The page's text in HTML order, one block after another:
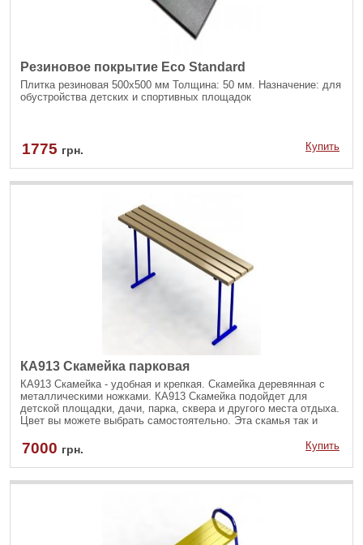
Резиновое покрытие Eco Standard
Плитка резиновая 500х500 мм Толщина: 50 мм. Назначение: для
обустройства детских и спортивных площадок
1775 грн. Купить
КА913 Скамейка парковая
КА913 Скамейка - удобная и крепкая. Скамейка деревянная с
металлическими ножками. КА913 Скамейка подойдет для
детской площадки, дачи, парка, сквера и другого места отдыха.
Цвет вы можете выбрать самостоятельно. Эта скамья так и
7000 грн. Купить